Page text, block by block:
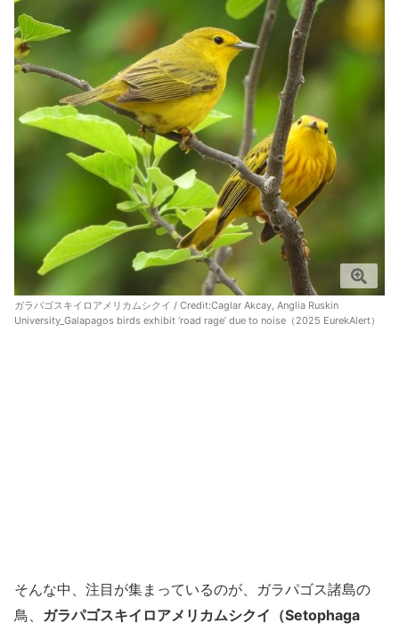
ガラパゴスキイロアメリカムシクイ / Credit:Caglar Akcay, Anglia Ruskin
University_Galapagos birds exhibit ‘road rage’ due to noise（2025 EurekAlert）
そんな中、注目が集まっているのが、ガラパゴス諸島の
鳥、 ガラパゴスキイロアメリカムシクイ（Setophaga